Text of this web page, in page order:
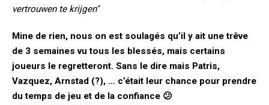
vertrouwen te krijgen"
Mine de rien, nous on est soulagés qu’il y ait une trêve
de 3 semaines vu tous les blessés, mais certains
joueurs le regretteront. Sans le dire mais Patris,
Vazquez, Arnstad (?), … c’était leur chance pour prendre
du temps de jeu et de la confiance 😕